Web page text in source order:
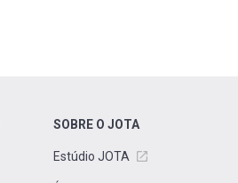
SOBRE O JOTA
Estúdio JOTA